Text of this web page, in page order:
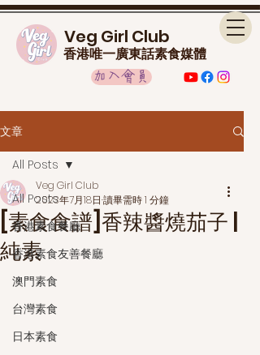
Veg Girl Club
香港唯一廣東話素食媒體
加入會員
文章
All Posts
香港素食餐廳
香港素食友善餐廳
澳門素食
台灣素食
日本素食
All Posts
[素食食譜]香辣醬燒茄子 |
純素
Veg Girl Club
2023年7月18日 讀畢需時 1 分鐘